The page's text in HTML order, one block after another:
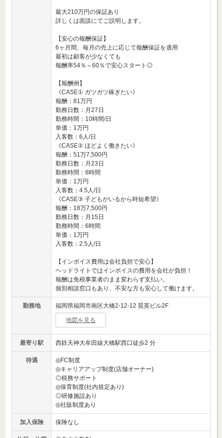
最大210万円の保証あり
詳しくは面談にてご説明します。
【安心の報酬保証】
6ヶ月間、毎月の売上に応じて報酬保証を適用
最初は顧客が少なくても
報酬率54％～60％で安心スタート◎
【報酬例】
《CASE① ガツガツ稼ぎたい》
報酬：81万円
勤務日数：月27日
勤務時間：10時間/日
単価：1万円
入客数：6人/日
《CASE② ほどよく働きたい》
報酬：51万7,500円
勤務日数：月23日
勤務時間：8時間
単価：1万円
入客数：4.5人/日
《CASE③ 子どもがいるから時短希望》
報酬：18万7,500円
勤務日数：月15日
勤務時間：6時間
単価：1万円
入客数：2.5人/日
【インボイス費用は会社負担で安心】
ヘッドライトではインボイスの費用を会社が負担！
報酬は免税事業者のまま変わらず支払い。
個別相談窓口もあり、不安な方も安心して働けます。
勤務地 福岡県福岡市南区大橋2-12-12 晃英ビル2F
地図を見る
最寄り駅 西鉄天神大牟田線大橋駅西口徒歩2 分
待遇
◎FC制度
◎キャリアアップ制度(店舗オーナー)
◎税務サポート
◎保育制度(社内規定あり)
◎研修施設あり
◎社販制度あり
加入保険 保険なし